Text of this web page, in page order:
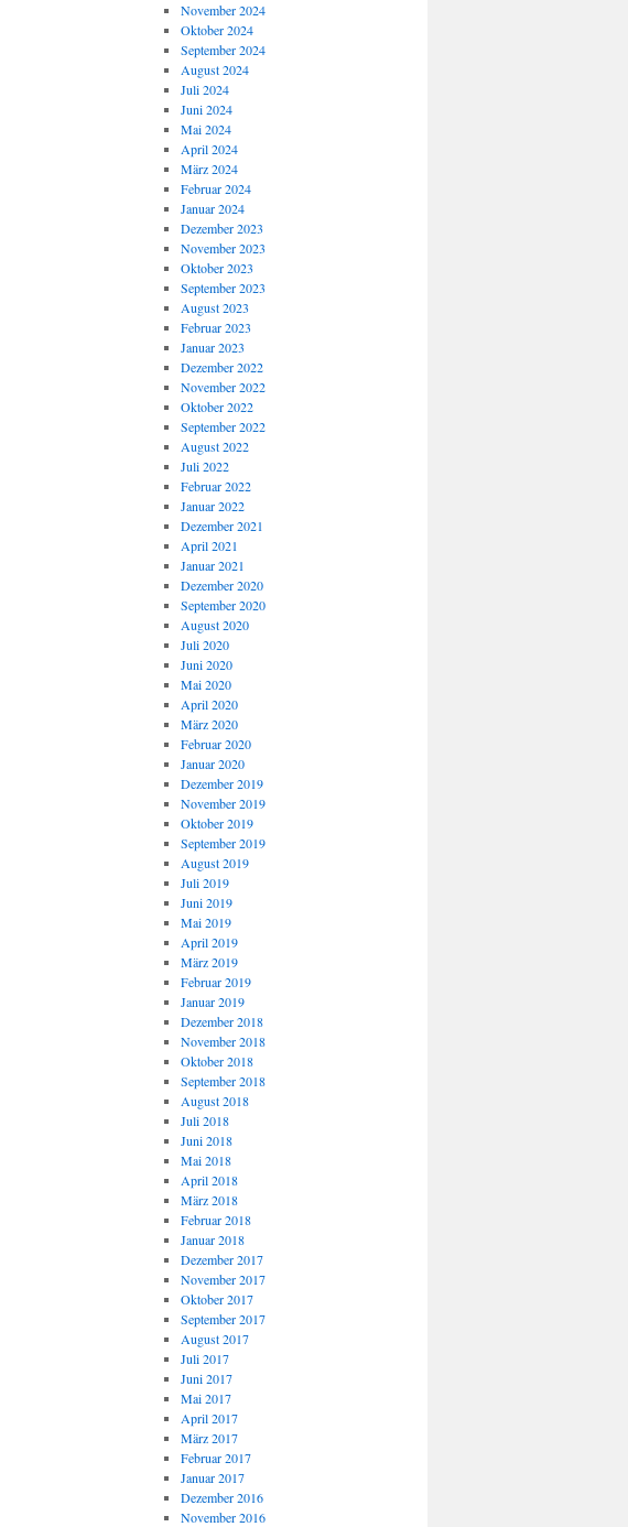
November 2024
Oktober 2024
September 2024
August 2024
Juli 2024
Juni 2024
Mai 2024
April 2024
März 2024
Februar 2024
Januar 2024
Dezember 2023
November 2023
Oktober 2023
September 2023
August 2023
Februar 2023
Januar 2023
Dezember 2022
November 2022
Oktober 2022
September 2022
August 2022
Juli 2022
Februar 2022
Januar 2022
Dezember 2021
April 2021
Januar 2021
Dezember 2020
September 2020
August 2020
Juli 2020
Juni 2020
Mai 2020
April 2020
März 2020
Februar 2020
Januar 2020
Dezember 2019
November 2019
Oktober 2019
September 2019
August 2019
Juli 2019
Juni 2019
Mai 2019
April 2019
März 2019
Februar 2019
Januar 2019
Dezember 2018
November 2018
Oktober 2018
September 2018
August 2018
Juli 2018
Juni 2018
Mai 2018
April 2018
März 2018
Februar 2018
Januar 2018
Dezember 2017
November 2017
Oktober 2017
September 2017
August 2017
Juli 2017
Juni 2017
Mai 2017
April 2017
März 2017
Februar 2017
Januar 2017
Dezember 2016
November 2016